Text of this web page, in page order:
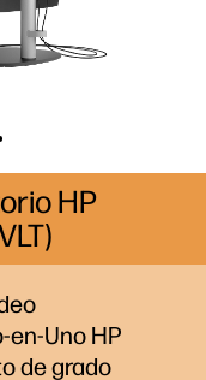
en-Uno HP
de grado
HP